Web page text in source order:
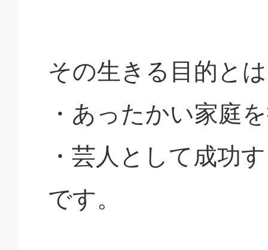
その生きる目的と
・あったかい家庭
・芸人として成功
です。